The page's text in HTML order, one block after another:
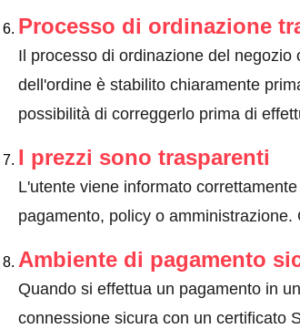
Processo di ordinazione
Il processo di ordinazione del
dell'ordine è stabilito chiaramente
possibilità di correggerlo prima di
I prezzi sono trasparenti
L'utente viene informato
pagamento, policy o
Ambiente di pagamento
Quando si effettua un pagamento in
connessione sicura con un certificato